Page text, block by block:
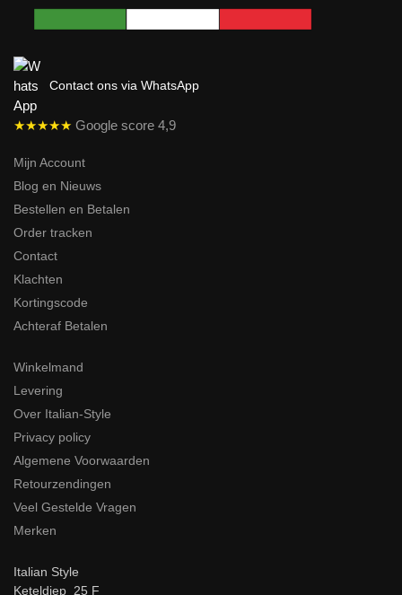
Contact ons via WhatsApp
★★★★★ Google score 4,9
Mijn Account
Blog en Nieuws
Bestellen en Betalen
Order tracken
Contact
Klachten
Kortingscode
Achteraf Betalen
Winkelmand
Levering
Over Italian-Style
Privacy policy
Algemene Voorwaarden
Retourzendingen
Veel Gestelde Vragen
Merken
Italian Style
Keteldiep 25 F